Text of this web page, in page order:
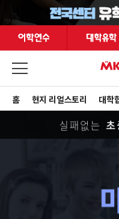
홈 현지 리얼스토리 대학